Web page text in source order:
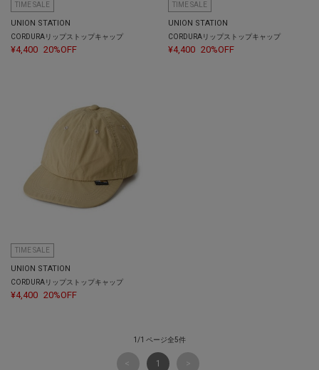
TIME SALE
UNION STATION
CORDURAリップストップキャップ
¥4,400 20%OFF
TIME SALE
UNION STATION
CORDURAリップストップキャップ
¥4,400 20%OFF
TIME SALE
UNION STATION
CORDURAリップストップキャップ
¥4,400 20%OFF
1/1 ページ全5件
1